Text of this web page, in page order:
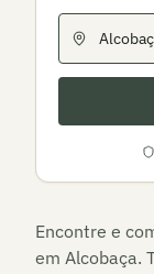
Encontre e
em Alcobaça.